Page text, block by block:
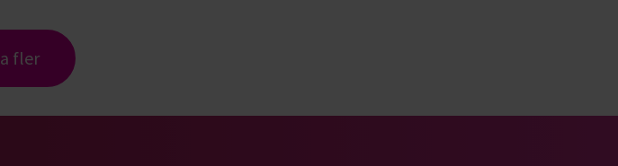
fler